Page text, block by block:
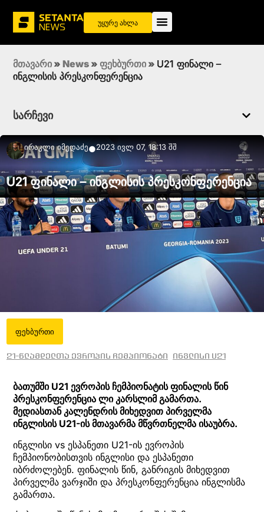
უყურე ახლა
მთავარი » News » ფეხბურთი » U21 ფინალი –
ინგლისის პრესკონფერენცია
სარჩევი
Ირაკლი Იმედაძე●2023 ივლ 07, 18:13 შშ
U21 ფინალი – ინგლისის პრესკონფერენცია
ფეხბურთი
21-წლამდელთა ევროპის ჩემპიონატი ინგლისი U21
ბათუმში U21 ევროპის ჩემპიონატის ფინალის წინ
პრესკონფერენცია ლი კარსლიმ გამართა.
მედიასთან კალენდრის მიხედვით პირველმა
ინგლისის U21-ის მთავარმა მწვრთნელმა ისაუბრა.
ინგლისი vs ესპანეთი U21-ის ევროპის
ჩემპიონობისთვის ინგლისი და ესპანეთი
იბრძოლებენ. ფინალის წინ, განრიგის მიხედვით
პირველმა ვარჯიში და პრესკონფერენცია ინგლისმა
გამართა.